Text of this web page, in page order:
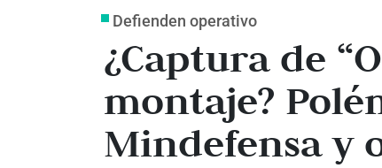
Defienden operativo
¿Captura de
montaje?
Mindefensa y